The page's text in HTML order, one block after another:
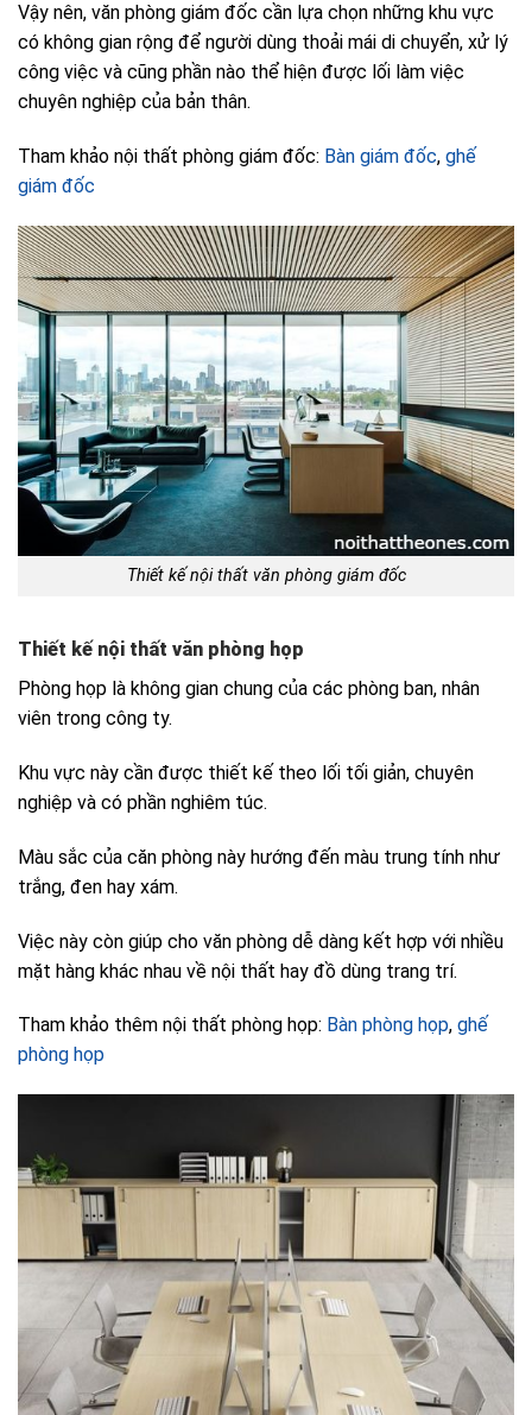
Vậy nên, văn phòng giám đốc cần lựa chọn những khu vực
có không gian rộng để người dùng thoải mái di chuyển, xử lý
công việc và cũng phần nào thể hiện được lối làm việc
chuyên nghiệp của bản thân.
Tham khảo nội thất phòng giám đốc: Bàn giám đốc, ghế
giám đốc
Thiết kế nội thất văn phòng giám đốc
Thiết kế nội thất văn phòng họp
Phòng họp là không gian chung của các phòng ban, nhân
viên trong công ty.
Khu vực này cần được thiết kế theo lối tối giản, chuyên
nghiệp và có phần nghiêm túc.
Màu sắc của căn phòng này hướng đến màu trung tính như
trắng, đen hay xám.
Việc này còn giúp cho văn phòng dễ dàng kết hợp với nhiều
mặt hàng khác nhau về nội thất hay đồ dùng trang trí.
Tham khảo thêm nội thất phòng họp: Bàn phòng họp, ghế
phòng họp